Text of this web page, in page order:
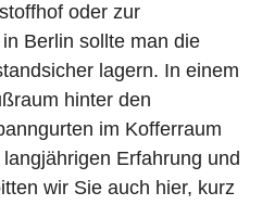
oder zur
Berlin sollte man die
lagern. In einem
hinter den
im Kofferraum
Erfahrung und
wir Sie auch hier, kurz